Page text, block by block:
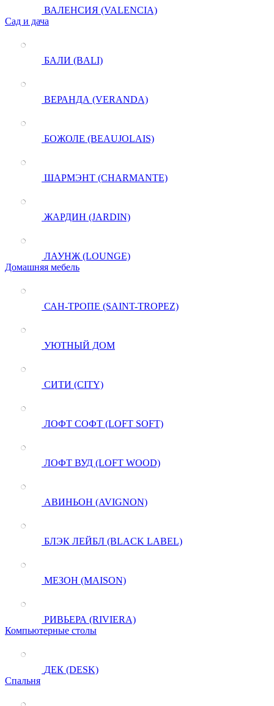
ВАЛЕНСИЯ (VALENCIA)
Сад и дача
БАЛИ (BALI)
ВЕРАНДА (VERANDA)
БОЖОЛЕ (BEAUJOLAIS)
ШАРМЭНТ (CHARMANTE)
ЖАРДИН (JARDIN)
ЛАУНЖ (LOUNGE)
Домашняя мебель
САН-ТРОПЕ (SAINT-TROPEZ)
УЮТНЫЙ ДОМ
СИТИ (CITY)
ЛОФТ СОФТ (LOFT SOFT)
ЛОФТ ВУД (LOFT WOOD)
АВИНЬОН (AVIGNON)
БЛЭК ЛЕЙБЛ (BLACK LABEL)
МЕЗОН (MAISON)
РИВЬЕРА (RIVIERA)
Компьютерные столы
ДЕК (DESK)
Спальня